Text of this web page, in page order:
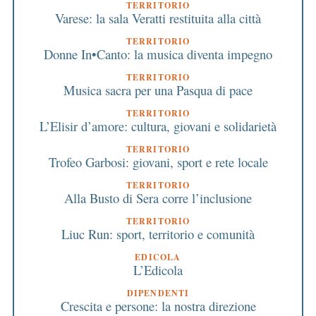
TERRITORIO
Varese: la sala Veratti restituita alla città
TERRITORIO
Donne In•Canto: la musica diventa impegno
TERRITORIO
Musica sacra per una Pasqua di pace
TERRITORIO
L’Elisir d’amore: cultura, giovani e solidarietà
TERRITORIO
Trofeo Garbosi: giovani, sport e rete locale
TERRITORIO
Alla Busto di Sera corre l’inclusione
TERRITORIO
Liuc Run: sport, territorio e comunità
EDICOLA
L’Edicola
DIPENDENTI
Crescita e persone: la nostra direzione